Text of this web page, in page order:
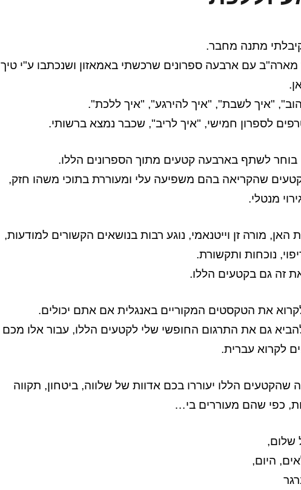
מתנה מחבר.
מארה"ב עם ארבעה ספרונים שרכשתי באמאזון ושנכתבו ע"י טיך
"איך לשבת", "איך להירגע", "איך ללכת".
לספרון חמישי, "איך לריב", שכבר נמצא ברשותי.
בוחר לשתף בארבעה קטעים מתוך הספרונים הללו.
שהקריאה בהם משפיעה עלי ומעוררת בתוכי משהו חזק,
מנטלי.
האן, מורה זן וייטנאמי, נוגע רבות בנושאים הקשורים למודעות,
נוכחות ותקשורת.
זה גם בקטעים הללו.
את הטקסטים המקוריים באנגלית אם אתם יכולים.
גם את התרגום החופשי שלי לקטעים הללו, עבור אלו מכם
לקרוא עברית.
שהקטעים הללו יעוררו בכם אדוות של שלווה, ביטחון, תקווה
כפי שהם מעוררים בי…
שלום,
היום,